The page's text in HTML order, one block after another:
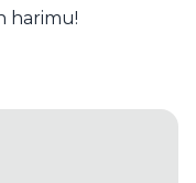
harimu!